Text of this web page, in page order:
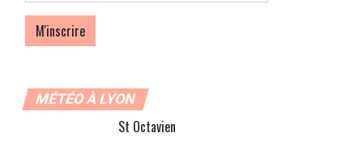
MÉTÉO À LYON
St Octavien